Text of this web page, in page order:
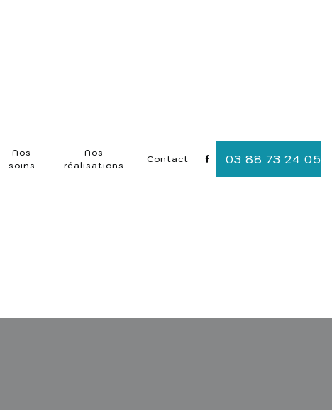
Nos
soins
Nos
réalisations
Contact 03 88 73 24 05